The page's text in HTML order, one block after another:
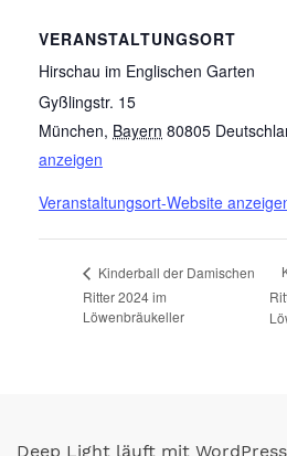
VERANSTALTUNGSORT
Hirschau im Englischen Garten
Gyßlingstr. 15
München, Bayern 80805
anzeigen
Veranstaltungsort-Website
Kinderball der Damischen
Ritter 2024 im
Löwenbräukeller
Deep Light läuft mit WordPress